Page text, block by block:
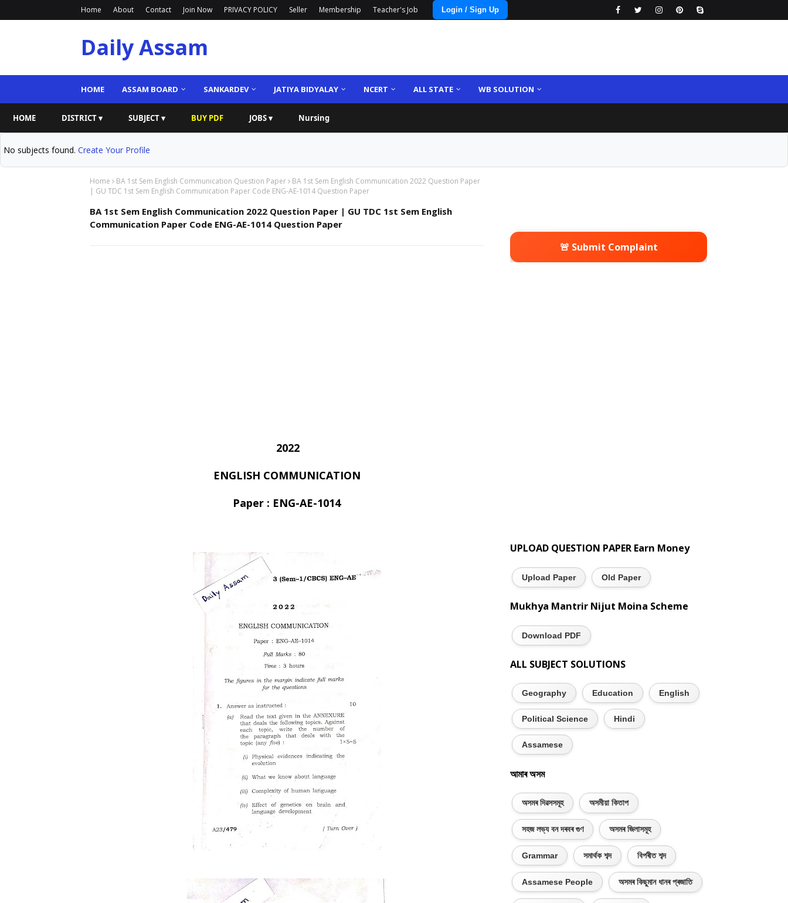
Home About Contact Join Now PRIVACY POLICY Seller Membership Teacher's Job Login / Sign Up
Daily Assam
HOME ASSAM BOARD SANKARDEV JATIYA BIDYALAY NCERT ALL STATE WB SOLUTION
HOME DISTRICT ▾ SUBJECT ▾ BUY PDF JOBS ▾ Nursing
No subjects found. Create Your Profile
Home BA 1st Sem English Communication Question Paper
BA 1st Sem English Communication 2022 Question Paper
| GU TDC 1st Sem English Communication Paper Code ENG-AE-1014 Question Paper
BA 1st Sem English Communication 2022 Question Paper | GU TDC 1st Sem English
Communication Paper Code ENG-AE-1014 Question Paper
2022
ENGLISH COMMUNICATION
Paper : ENG-AE-1014
🚨 Submit Complaint
UPLOAD QUESTION PAPER Earn Money
Upload Paper Old Paper
Mukhya Mantrir Nijut Moina Scheme
Download PDF
ALL SUBJECT SOLUTIONS
Geography Education English
Political Science Hindi
Assamese
আমাৰ অসম
অসমৰ দিৱসসমূহ অসমীয়া কিতাপ
সহজ লভ্য বন দৰবৰ গুণ অসমৰ জিলাসমূহ
Grammar সমাৰ্থক শব্দ বিপৰীত শব্দ
Assamese People অসমৰ কিছুমান ধানৰ প্ৰজাতি